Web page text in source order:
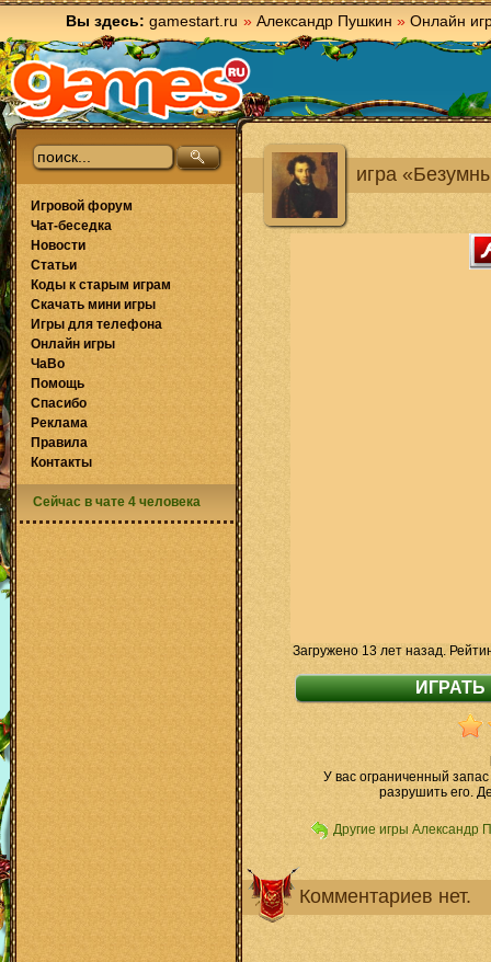
Вы здесь: gamestart.ru » Александр Пушкин » Онлайн
игра
Загружено 13 лет назад.
У вас ограниченный
разрушить его.
Другие игры Александр
Комментариев нет.
Игровой форум
Чат-беседка
Новости
Статьи
Коды к старым играм
Скачать мини игры
Игры для телефона
Онлайн игры
ЧаВо
Помощь
Спасибо
Реклама
Правила
Контакты
Сейчас в чате 4 человека